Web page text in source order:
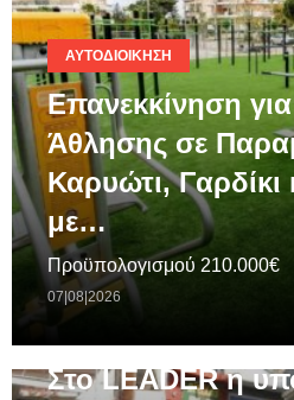
ΑΥΤΟΔΙΟΊΚΗΣΗ
Επανεκκίνηση
Άθλησης σε
Καρυώτι, Γαρδίκι
με…
Προϋπολογισμού 210.000€
07|08|2026
Στο LEADER η